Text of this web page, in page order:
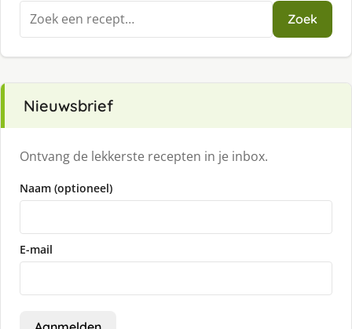
Zoeken
naar:
Zoek
Nieuwsbrief
Ontvang de lekkerste recepten in je inbox.
Naam (optioneel)
E-mail